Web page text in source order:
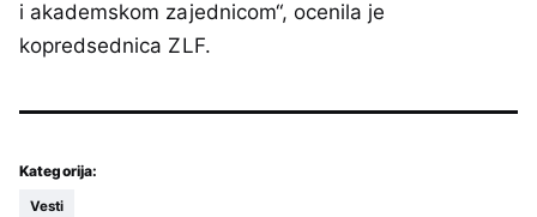
i akademskom zajednicom“, ocenila je
kopredsednica ZLF.
Kategorija:
Vesti